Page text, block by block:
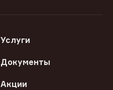
Услуги
Документы
Акции